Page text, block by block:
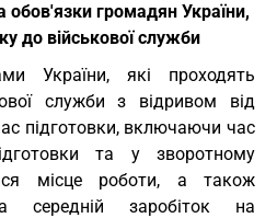
обов'язки громадян України,
до військової служби
України, які проходять
служби з відривом від
підготовки, включаючи час
та у зворотному
місце роботи, а також
середній заробіток на